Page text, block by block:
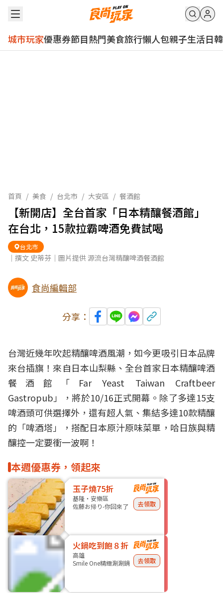
城市玩家優惠券節目熱門美食旅行懶人包親子生活日韓
首頁 / 美食 / 台北市 / 大安區 / 餐酒館
【新開店】全台首家「日本精釀餐酒館」
在台北，15款拉霸啤酒免費試喝
台北市
｜撰文 史蒂芬｜圖片提供 源流台灣精釀啤酒餐酒館
食尚編輯部
分享：
台灣近幾年吹起精釀啤酒風潮，如今更吸引日本品牌
來台插旗！來自日本山梨縣、全台首家日本精釀啤酒
餐酒館
「Far Yeast Taiwan Craftbeer
Gastropub」，將於10/16正式開幕。除了多達15支
啤酒頭可供選擇外，還有超人氣、集結多達10款精釀
的「啤酒塔」，搭配日本原汁原味菜單，哈日族與精
釀控一定要衝一波啊！
本週優惠券，領起來
玉子燒75折
基隆・安樂區
佐藤お帰り-你回來了
去領取
火鍋吃到飽８折
高雄
Smile One精緻涮涮鍋
去領取